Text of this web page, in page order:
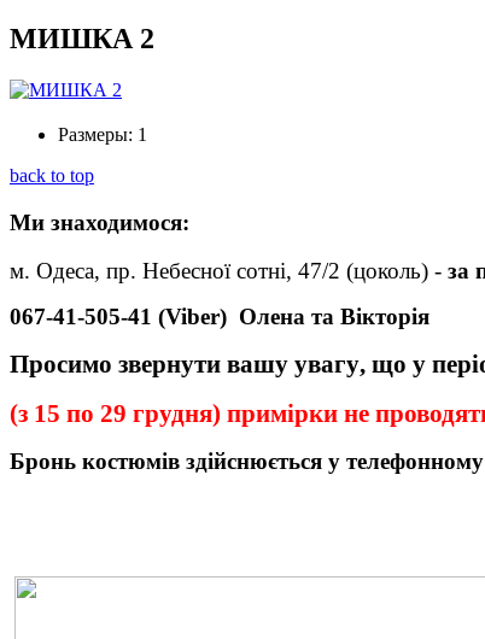
МИШКА 2
Размеры: 1
back to top
Ми знаходимося:
м. Одеса, пр. Небесної сотні, 47/2 (цоколь) - за
067-41-505-41 (Viber) Олена та Вікторія
Просимо звернути вашу увагу, що у
(з 15 по 29 грудня) примірки не
Бронь костюмів здійснюється у